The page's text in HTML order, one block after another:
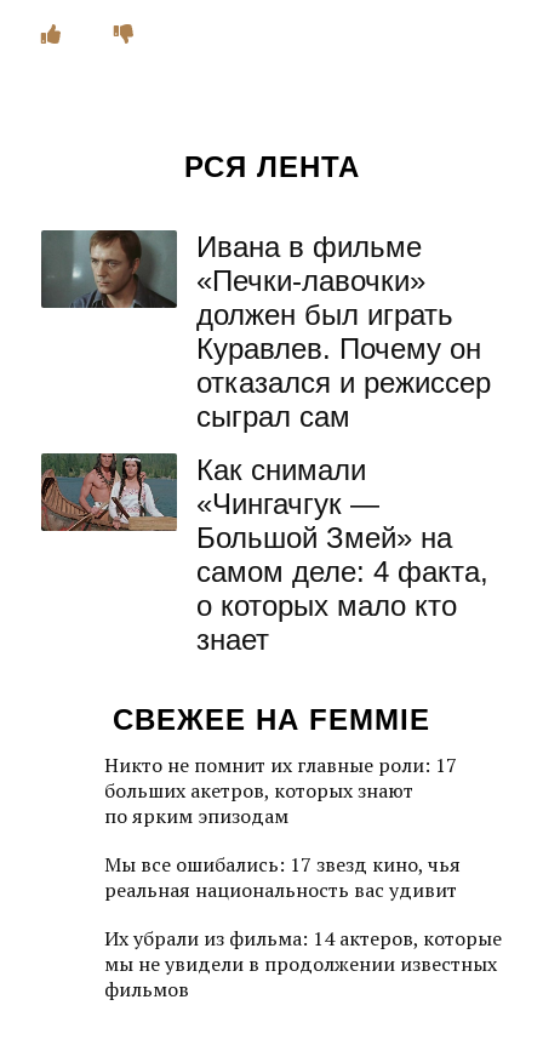
РСЯ ЛЕНТА
Ивана в фильме
«Печки-лавочки»
должен был играть
Куравлев. Почему он
отказался и режиссер
сыграл сам
Как снимали
«Чингачгук —
Большой Змей» на
самом деле: 4 факта,
о которых мало кто
знает
СВЕЖЕЕ НА FEMMIE
Никто не помнит их главные роли: 17
больших акетров, которых знают
по ярким эпизодам
Мы все ошибались: 17 звезд кино, чья
реальная национальность вас удивит
Их убрали из фильма: 14 актеров, которые
мы не увидели в продолжении известных
фильмов